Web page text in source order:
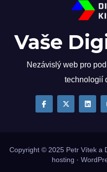
Vaše
Nezávislý web pro
technologií
Copyright © 2025 Petr Vítek a
hosting ·